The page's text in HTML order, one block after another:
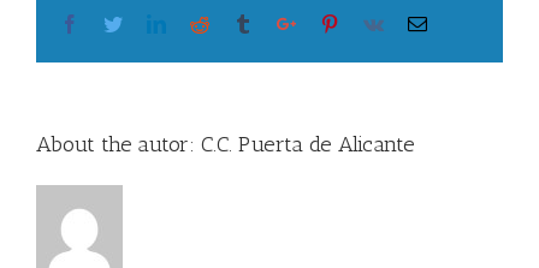
FacebookTwitterLinkedinReddit TumblrGoogle+Pinterest
Vk Email
About the autor: C.C. Puerta de Alicante